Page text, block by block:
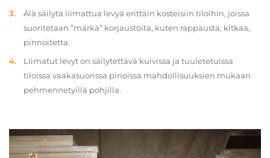
Älä säilytä liimattua levyä erittäin kosteisiin tiloihin, joissa
suoritetaan ”märkä” korjaustöitä, kuten rappausta, kitkaa,
pinnoitetta.
Liimatut levyt on säilytettävä kuivissa ja tuuletetuissa
tiloissa vaakasuorissa pinoissa mahdollisuuksien mukaan
pehmennetyillä pohjilla.